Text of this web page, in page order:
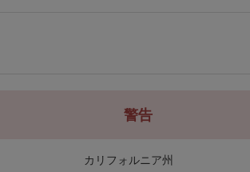
警告
カリフォルニア州